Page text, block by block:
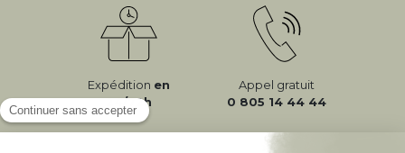
Expédition en
24/72h
Appel gratuit
0 805 14 44 44